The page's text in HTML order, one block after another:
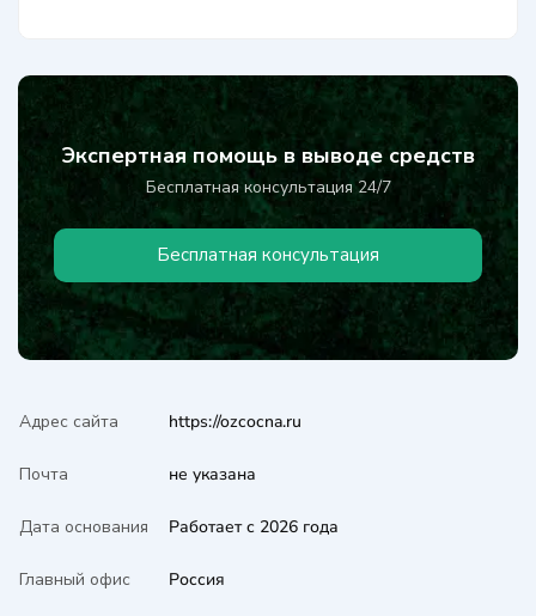
Экспертная помощь в выводе средств
Бесплатная консультация 24/7
Бесплатная консультация
Адрес сайта https://ozcocna.ru
Почта не указана
Дата основания Работает с 2026 года
Главный офис Россия